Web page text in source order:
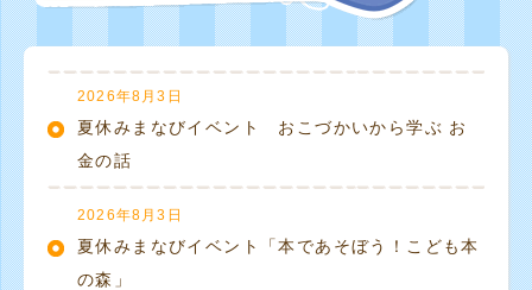
2026年8月3日
夏休みまなびイベント おこづかいから学ぶ お
金の話
2026年8月3日
夏休みまなびイベント「本であそぼう！こども本
の森」